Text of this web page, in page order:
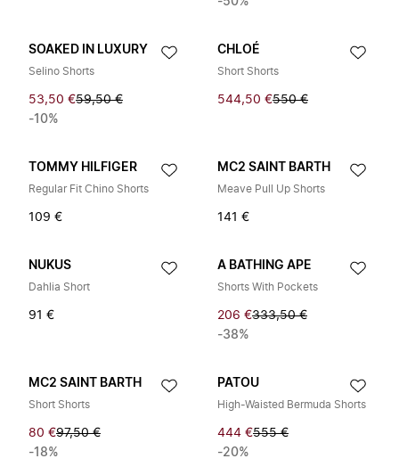
SOAKED IN LUXURY
Selino Shorts
53,50 €59,50 €
-10%
CHLOÉ
Short Shorts
544,50 €550 €
TOMMY HILFIGER
Regular Fit Chino Shorts
109 €
MC2 SAINT BARTH
Meave Pull Up Shorts
141 €
NUKUS
Dahlia Short
91 €
A BATHING APE
Shorts With Pockets
206 €333,50 €
-38%
MC2 SAINT BARTH
Short Shorts
80 €97,50 €
-18%
PATOU
High-Waisted Bermuda Shorts
444 €555 €
-20%